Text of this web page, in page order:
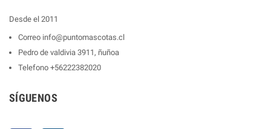
Desde el 2011
Correo info@puntomascotas.cl
Pedro de valdivia 3911, ñuñoa
Telefono +56222382020
SÍGUENOS